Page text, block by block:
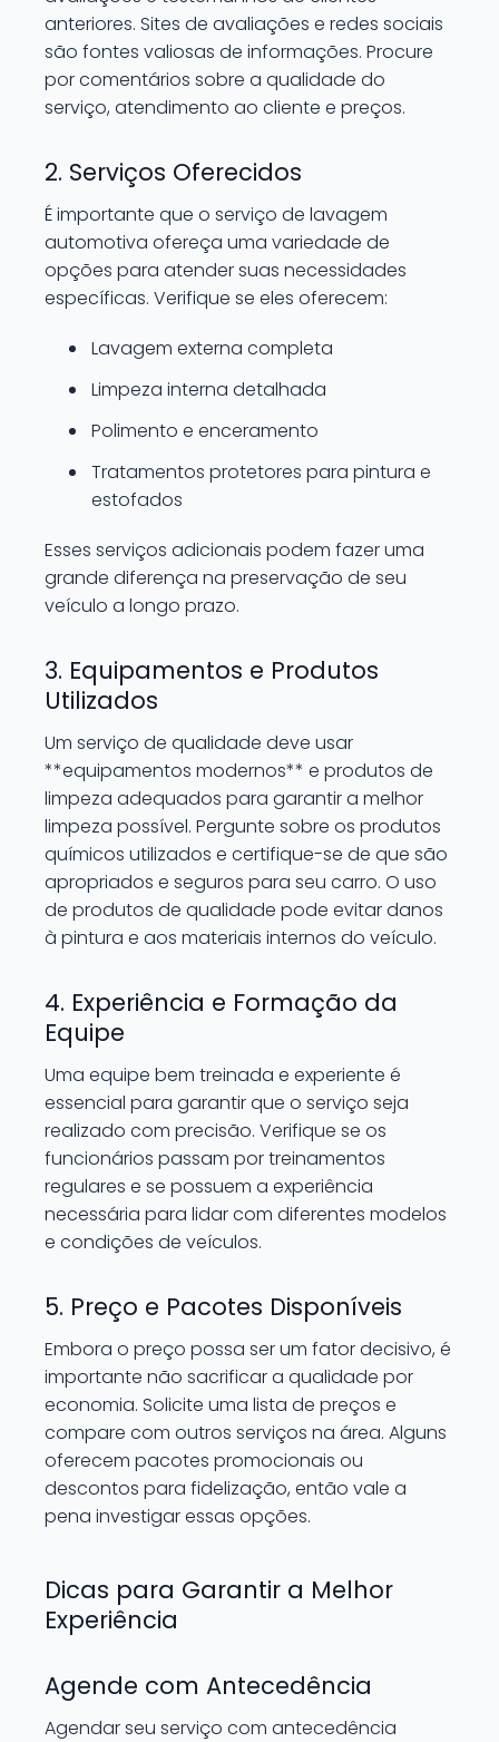
anteriores. Sites de avaliações e redes sociais
são fontes valiosas de informações. Procure
por comentários sobre a qualidade do
serviço, atendimento ao cliente e preços.
2. Serviços Oferecidos
É importante que o serviço de lavagem
automotiva ofereça uma variedade de
opções para atender suas necessidades
específicas. Verifique se eles oferecem:
Lavagem externa completa
Limpeza interna detalhada
Polimento e enceramento
Tratamentos protetores para pintura e
estofados
Esses serviços adicionais podem fazer uma
grande diferença na preservação de seu
veículo a longo prazo.
3. Equipamentos e Produtos
Utilizados
Um serviço de qualidade deve usar
**equipamentos modernos** e produtos de
limpeza adequados para garantir a melhor
limpeza possível. Pergunte sobre os produtos
químicos utilizados e certifique-se de que são
apropriados e seguros para seu carro. O uso
de produtos de qualidade pode evitar danos
à pintura e aos materiais internos do veículo.
4. Experiência e Formação da
Equipe
Uma equipe bem treinada e experiente é
essencial para garantir que o serviço seja
realizado com precisão. Verifique se os
funcionários passam por treinamentos
regulares e se possuem a experiência
necessária para lidar com diferentes modelos
e condições de veículos.
5. Preço e Pacotes Disponíveis
Embora o preço possa ser um fator decisivo, é
importante não sacrificar a qualidade por
economia. Solicite uma lista de preços e
compare com outros serviços na área. Alguns
oferecem pacotes promocionais ou
descontos para fidelização, então vale a
pena investigar essas opções.
Dicas para Garantir a Melhor
Experiência
Agende com Antecedência
Agendar seu serviço com antecedência